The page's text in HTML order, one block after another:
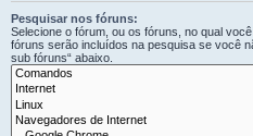
Pesquisar nos fóruns:
Selecione o fórum, ou os fóruns, no qual
fóruns serão incluídos na pesquisa se você
sub fóruns“ abaixo.